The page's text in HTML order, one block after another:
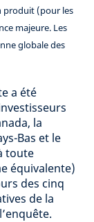
produit (pour les
majeure. Les
globale des
a été
la
Bas et le
toute
équivalente)
des cinq
de la